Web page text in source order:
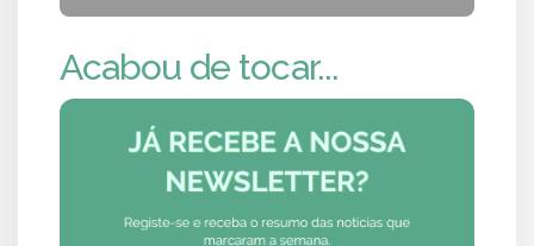
Acabou de tocar...